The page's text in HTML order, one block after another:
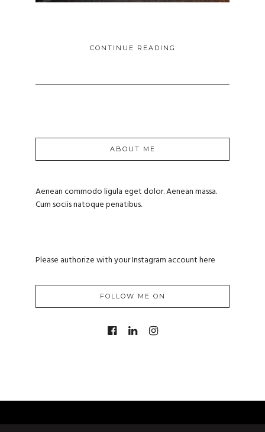
CONTINUE READING
ABOUT ME
Aenean commodo ligula eget dolor. Aenean massa.
Cum sociis natoque penatibus.
Please authorize with your Instagram accounthere
FOLLOW ME ON